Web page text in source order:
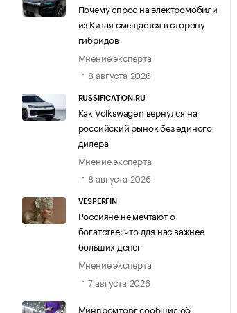
Почему спрос на электромобили
из Китая смещается в сторону
гибридов
Мнение эксперта
8 августа 2026
RUSSIFICATION.RU
Как Volkswagen вернулся на
российский рынок без единого
дилера
Мнение эксперта
8 августа 2026
VESPERFIN
Россияне не мечтают о
богатстве: что для нас важнее
больших денег
Мнение эксперта
7 августа 2026
Минпромторг сообщил об